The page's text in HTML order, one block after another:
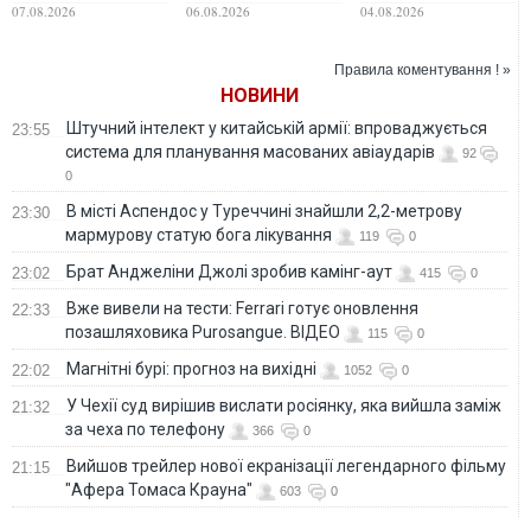
російський газ
07.08.2026
партнерство в
06.08.2026
"Нафтогазу" у
становить 400 млн
04.08.2026
Правила коментування ! »
НОВИНИ
23:55
Штучний інтелект у китайській армії: впроваджується
система для планування масованих авіаударів
92
0
23:30
В місті Аспендос у Туреччині знайшли 2,2-метрову
мармурову статую бога лікування
119 0
23:02 Брат Анджеліни Джолі зробив камінг-аут 415 0
22:33
Вже вивели на тести: Ferrari готує оновлення
позашляховика Purosangue. ВІДЕО
115 0
22:02 Магнітні бурі: прогноз на вихідні 1052 0
21:32
У Чехії суд вирішив вислати росіянку, яка вийшла заміж
за чеха по телефону
366 0
21:15
Вийшов трейлер нової екранізації легендарного фільму
"Афера Томаса Крауна"
603 0